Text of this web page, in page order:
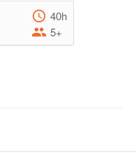
40h
5+